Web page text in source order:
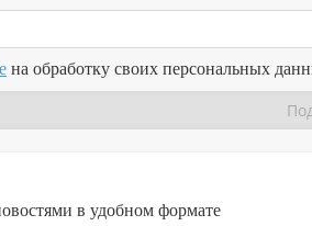
на обработку своих персональных
в удобном формате